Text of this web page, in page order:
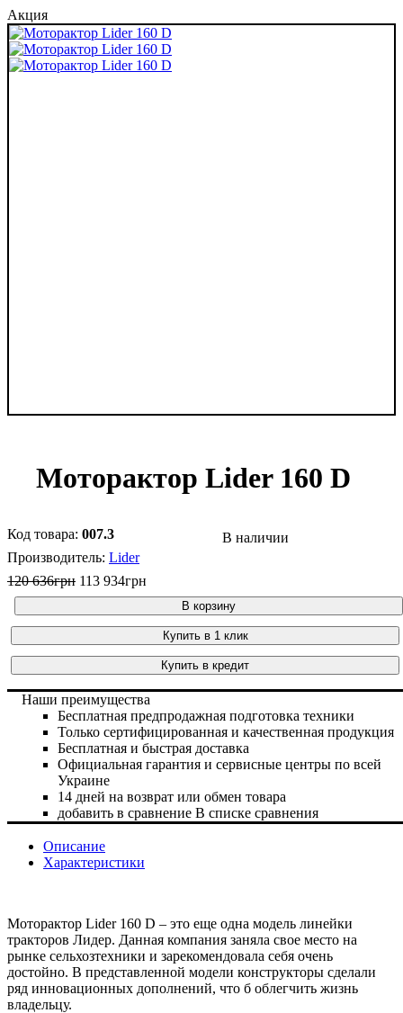
Акция
Наши преимущества
Бесплатная предпродажная подготовка техники
Только сертифицированная и качественная продукция
Бесплатная и быстрая доставка
Официальная гарантия и сервисные центры по всей
Украине
14 дней на возврат или обмен товара
добавить в сравнение В списке сравнения
Моторактор Lider 160 D
007.3
В наличии
Lider
120 636грн 113 934грн
В корзину
Купить в 1 клик
Купить в кредит
Описание
Характеристики
Моторактор Lider 160 D – это еще одна модель линейки
тракторов Лидер. Данная компания заняла свое место на
рынке сельхозтехники и зарекомендовала себя очень
достойно. В представленной модели конструкторы сделали
ряд инновационных дополнений, что б облегчить жизнь
владельцу.